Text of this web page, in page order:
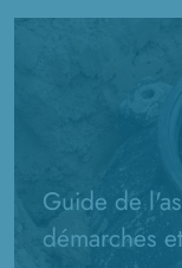
Guide de
démarches